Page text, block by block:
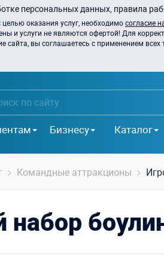
персональных данных, правила
целью оказания услуг, необходимосогласие
и услуги не являются офертой! Для
сайта, вы соглашаетесь с применением всех
Бизнесу Каталог
Командные аттракционы
набор